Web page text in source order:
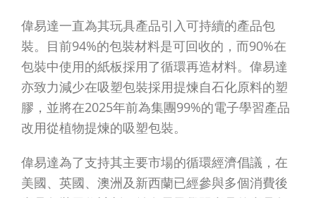
偉易達一直為其玩具產品引入可持續的產品包
裝。目前94%的包裝材料是可回收的，而90%在
包裝中使用的紙板採用了循環再造材料。偉易達
亦致力減少在吸塑包裝採用提煉自石化原料的塑
膠，並將在2025年前為集團99%的電子學習產品
改用從植物提煉的吸塑包裝。
偉易達為了支持其主要市場的循環經濟倡議，在
美國、英國、澳洲及新西蘭已經參與多個消費後